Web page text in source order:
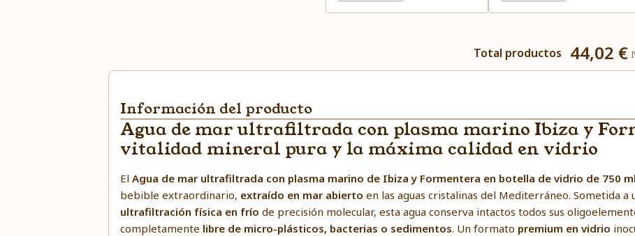
Total productos 44,02 €
Información del producto
Agua de mar ultrafiltrada con plasma marino Ibiza y
vitalidad mineral pura y la máxima calidad en vidrio
ElAgua de mar ultrafiltrada con plasma marino de Ibiza y Formentera en botella de vidrio de 750 ml
bebible extraordinario, extraído en mar abierto en las aguas cristalinas del Mediterráneo. Sometida a
ultrafiltración física en frío de precisión molecular, esta agua conserva intactos todos sus
completamente libre de micro-plásticos, bacterias o sedimentos. Un formato premium en vidrio